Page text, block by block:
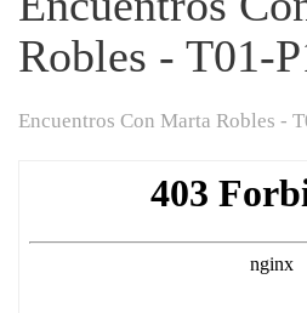
Robles - T01-
Encuentros Con Marta Robles -